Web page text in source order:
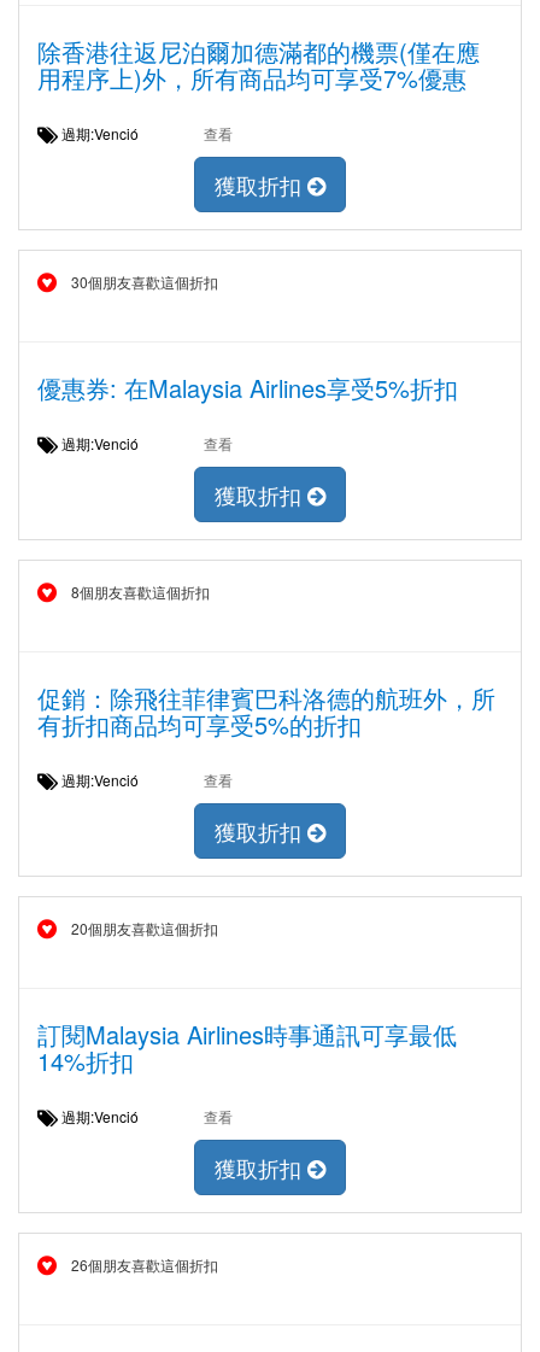
除香港往返尼泊爾加德滿都的機票(僅在應
用程序上)外，所有商品均可享受7%優惠
過期:Venció 查看
獲取折扣
30個朋友喜歡這個折扣
優惠券: 在Malaysia Airlines享受5%折扣
過期:Venció 查看
獲取折扣
8個朋友喜歡這個折扣
促銷：除飛往菲律賓巴科洛德的航班外，所
有折扣商品均可享受5%的折扣
過期:Venció 查看
獲取折扣
20個朋友喜歡這個折扣
訂閱Malaysia Airlines時事通訊可享最低
14%折扣
過期:Venció 查看
獲取折扣
26個朋友喜歡這個折扣